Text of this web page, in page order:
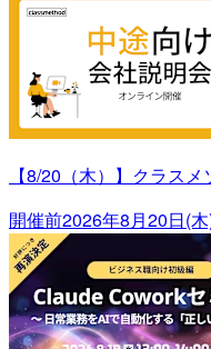
【8/20（木）】クラス
開催前2026年8月20日(